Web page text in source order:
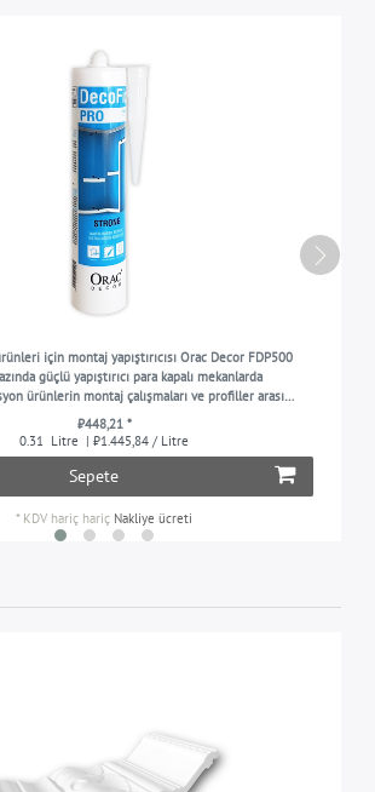
için montaj yapıştırıcısı Orac Decor FDP500
güçlü yapıştırıcı para kapalı mekanlarda
ürünlerin montaj çalışmaları ve profiller arası
₺448,21 *
0.31
Litre | ₺1.445,84 / Litre
Sepete
* KDV hariç hariç Nakliye ücreti